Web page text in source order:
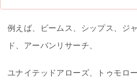
例えば、ビームス、シップス、ジ
ド、アーバンリサーチ、
ユナイテッドアローズ、トゥモロ